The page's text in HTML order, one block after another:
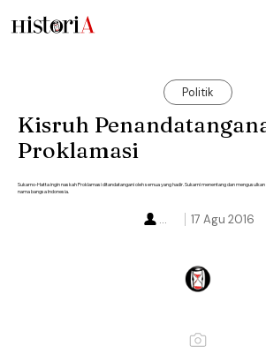
Politik
Kisruh
Proklamasi
Sukarno-Hatta ingin naskah Proklamasi ditandatangani oleh semua yang hadir. Sukarni menentang dan
nama bangsa Indonesia.
17 Agu 2016
...